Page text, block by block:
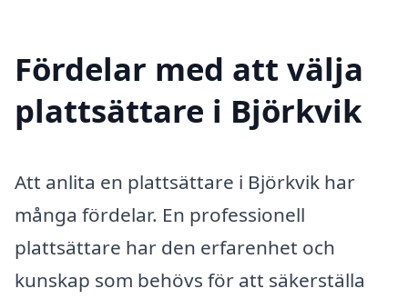
Fördelar med att välja
plattsättare i Björkvik
Att anlita en plattsättare i Björkvik har
många fördelar. En professionell
plattsättare har den erfarenhet och
kunskap som behövs för att säkerställa